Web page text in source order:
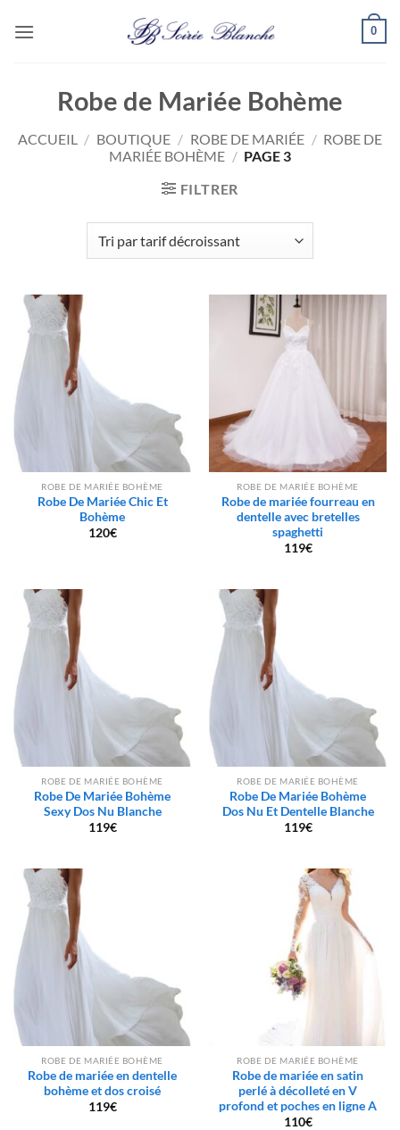
0
Robe de Mariée Bohème
ACCUEIL / BOUTIQUE / ROBE DE MARIÉE / ROBE DE
MARIÉE BOHÈME / PAGE 3
FILTRER
ROBE DE MARIÉE BOHÈME
Robe De Mariée Chic Et
Bohème
120€
ROBE DE MARIÉE BOHÈME
Robe de mariée fourreau en
dentelle avec bretelles
spaghetti
119€
ROBE DE MARIÉE BOHÈME
Robe De Mariée Bohème
Sexy Dos Nu Blanche
119€
ROBE DE MARIÉE BOHÈME
Robe De Mariée Bohème
Dos Nu Et Dentelle Blanche
119€
ROBE DE MARIÉE BOHÈME
Robe de mariée en dentelle
bohème et dos croisé
119€
ROBE DE MARIÉE BOHÈME
Robe de mariée en satin
perlé à décolleté en V
profond et poches en ligne A
110€